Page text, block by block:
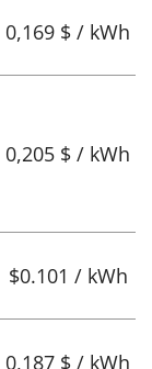
0,169 $ / kWh
0,205 $ / kWh
$0.101 / kWh
0,187 $ / kWh